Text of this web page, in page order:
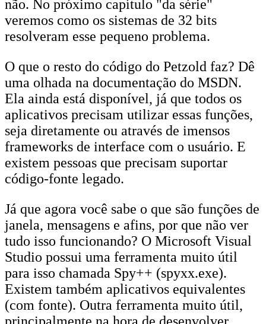
não. No próximo capítulo "da série"
veremos como os sistemas de 32 bits
resolveram esse pequeno problema.
O que o resto do código do Petzold faz? Dê
uma olhada na documentação do MSDN.
Ela ainda está disponível, já que todos os
aplicativos precisam utilizar essas funções,
seja diretamente ou através de imensos
frameworks de interface com o usuário. E
existem pessoas que precisam suportar
código-fonte legado.
Já que agora você sabe o que são funções de
janela, mensagens e afins, por que não ver
tudo isso funcionando? O Microsoft Visual
Studio possui uma ferramenta muito útil
para isso chamada Spy++ (spyxx.exe).
Existem também aplicativos equivalentes
(com fonte). Outra ferramenta muito útil,